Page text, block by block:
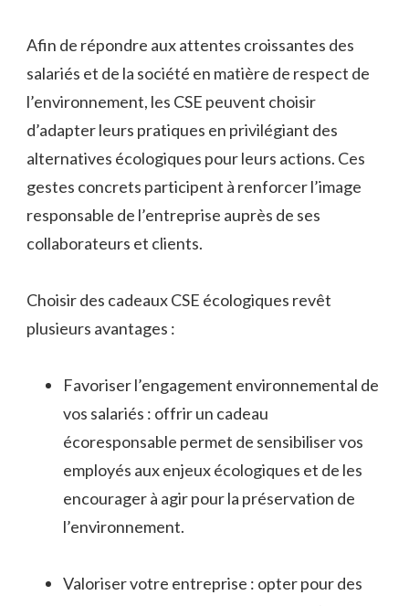
Afin de répondre aux attentes croissantes des
salariés et de la société en matière de respect de
l’environnement, les CSE peuvent choisir
d’adapter leurs pratiques en privilégiant des
alternatives écologiques pour leurs actions. Ces
gestes concrets participent à renforcer l’image
responsable de l’entreprise auprès de ses
collaborateurs et clients.
Choisir des cadeaux CSE écologiques revêt
plusieurs avantages :
Favoriser l’engagement environnemental de
vos salariés : offrir un cadeau
écoresponsable permet de sensibiliser vos
employés aux enjeux écologiques et de les
encourager à agir pour la préservation de
l’environnement.
Valoriser votre entreprise : opter pour des